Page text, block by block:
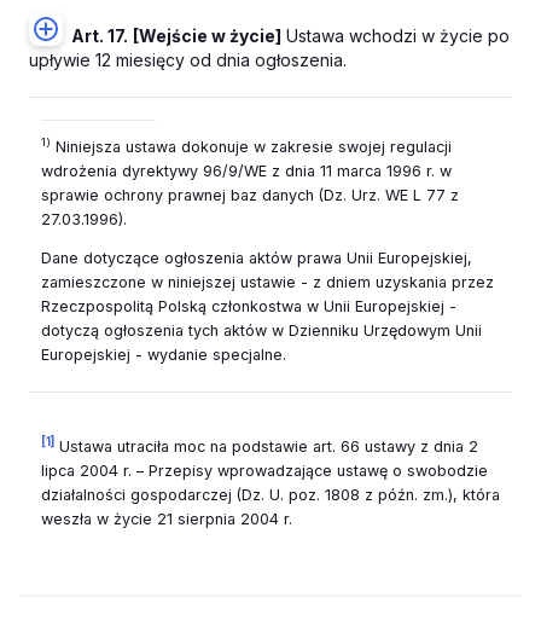
Art. 17. [Wejście w życie] Ustawa wchodzi w życie po
upływie 12 miesięcy od dnia ogłoszenia.
1) Niniejsza ustawa dokonuje w zakresie swojej regulacji
wdrożenia dyrektywy 96/9/WE z dnia 11 marca 1996 r. w
sprawie ochrony prawnej baz danych (Dz. Urz. WE L 77 z
27.03.1996).
Dane dotyczące ogłoszenia aktów prawa Unii Europejskiej,
zamieszczone w niniejszej ustawie - z dniem uzyskania przez
Rzeczpospolitą Polską członkostwa w Unii Europejskiej -
dotyczą ogłoszenia tych aktów w Dzienniku Urzędowym Unii
Europejskiej - wydanie specjalne.
[1] Ustawa utraciła moc na podstawie art. 66 ustawy z dnia 2
lipca 2004 r. – Przepisy wprowadzające ustawę o swobodzie
działalności gospodarczej (Dz. U. poz. 1808 z późn. zm.), która
weszła w życie 21 sierpnia 2004 r.